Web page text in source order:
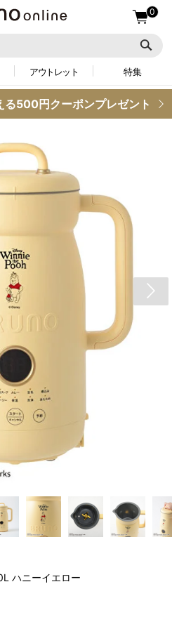
0
アウトレット 特集
る500円クーポンプレゼント
ハニーイエロー